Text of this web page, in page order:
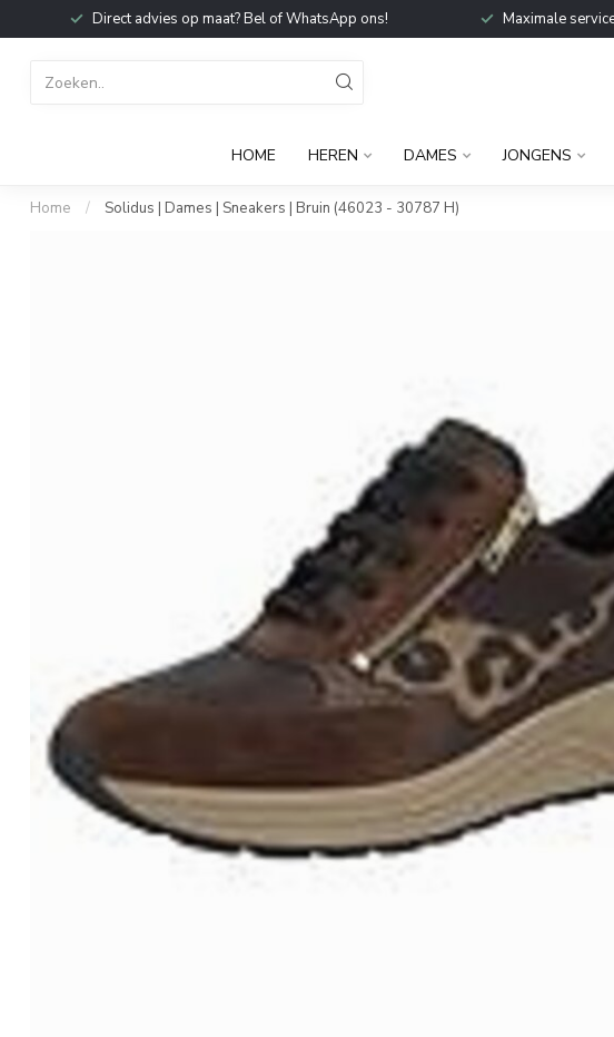
Direct advies op maat? Bel of WhatsApp ons! Maximale
HOME HEREN DAMES JONGENS
Home / Solidus | Dames | Sneakers | Bruin (46023 - 30787 H)